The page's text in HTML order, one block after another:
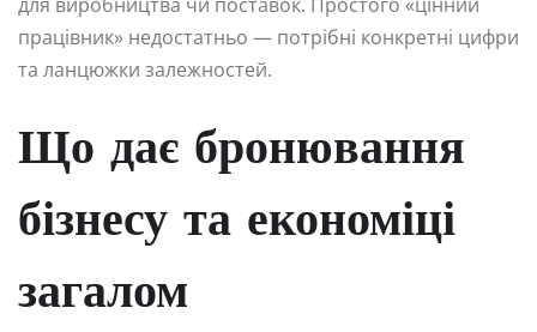
для виробництва чи поставок. Простого «цінний
працівник» недостатньо — потрібні конкретні цифри
та ланцюжки залежностей.
Що дає бронювання
бізнесу та економіці
загалом